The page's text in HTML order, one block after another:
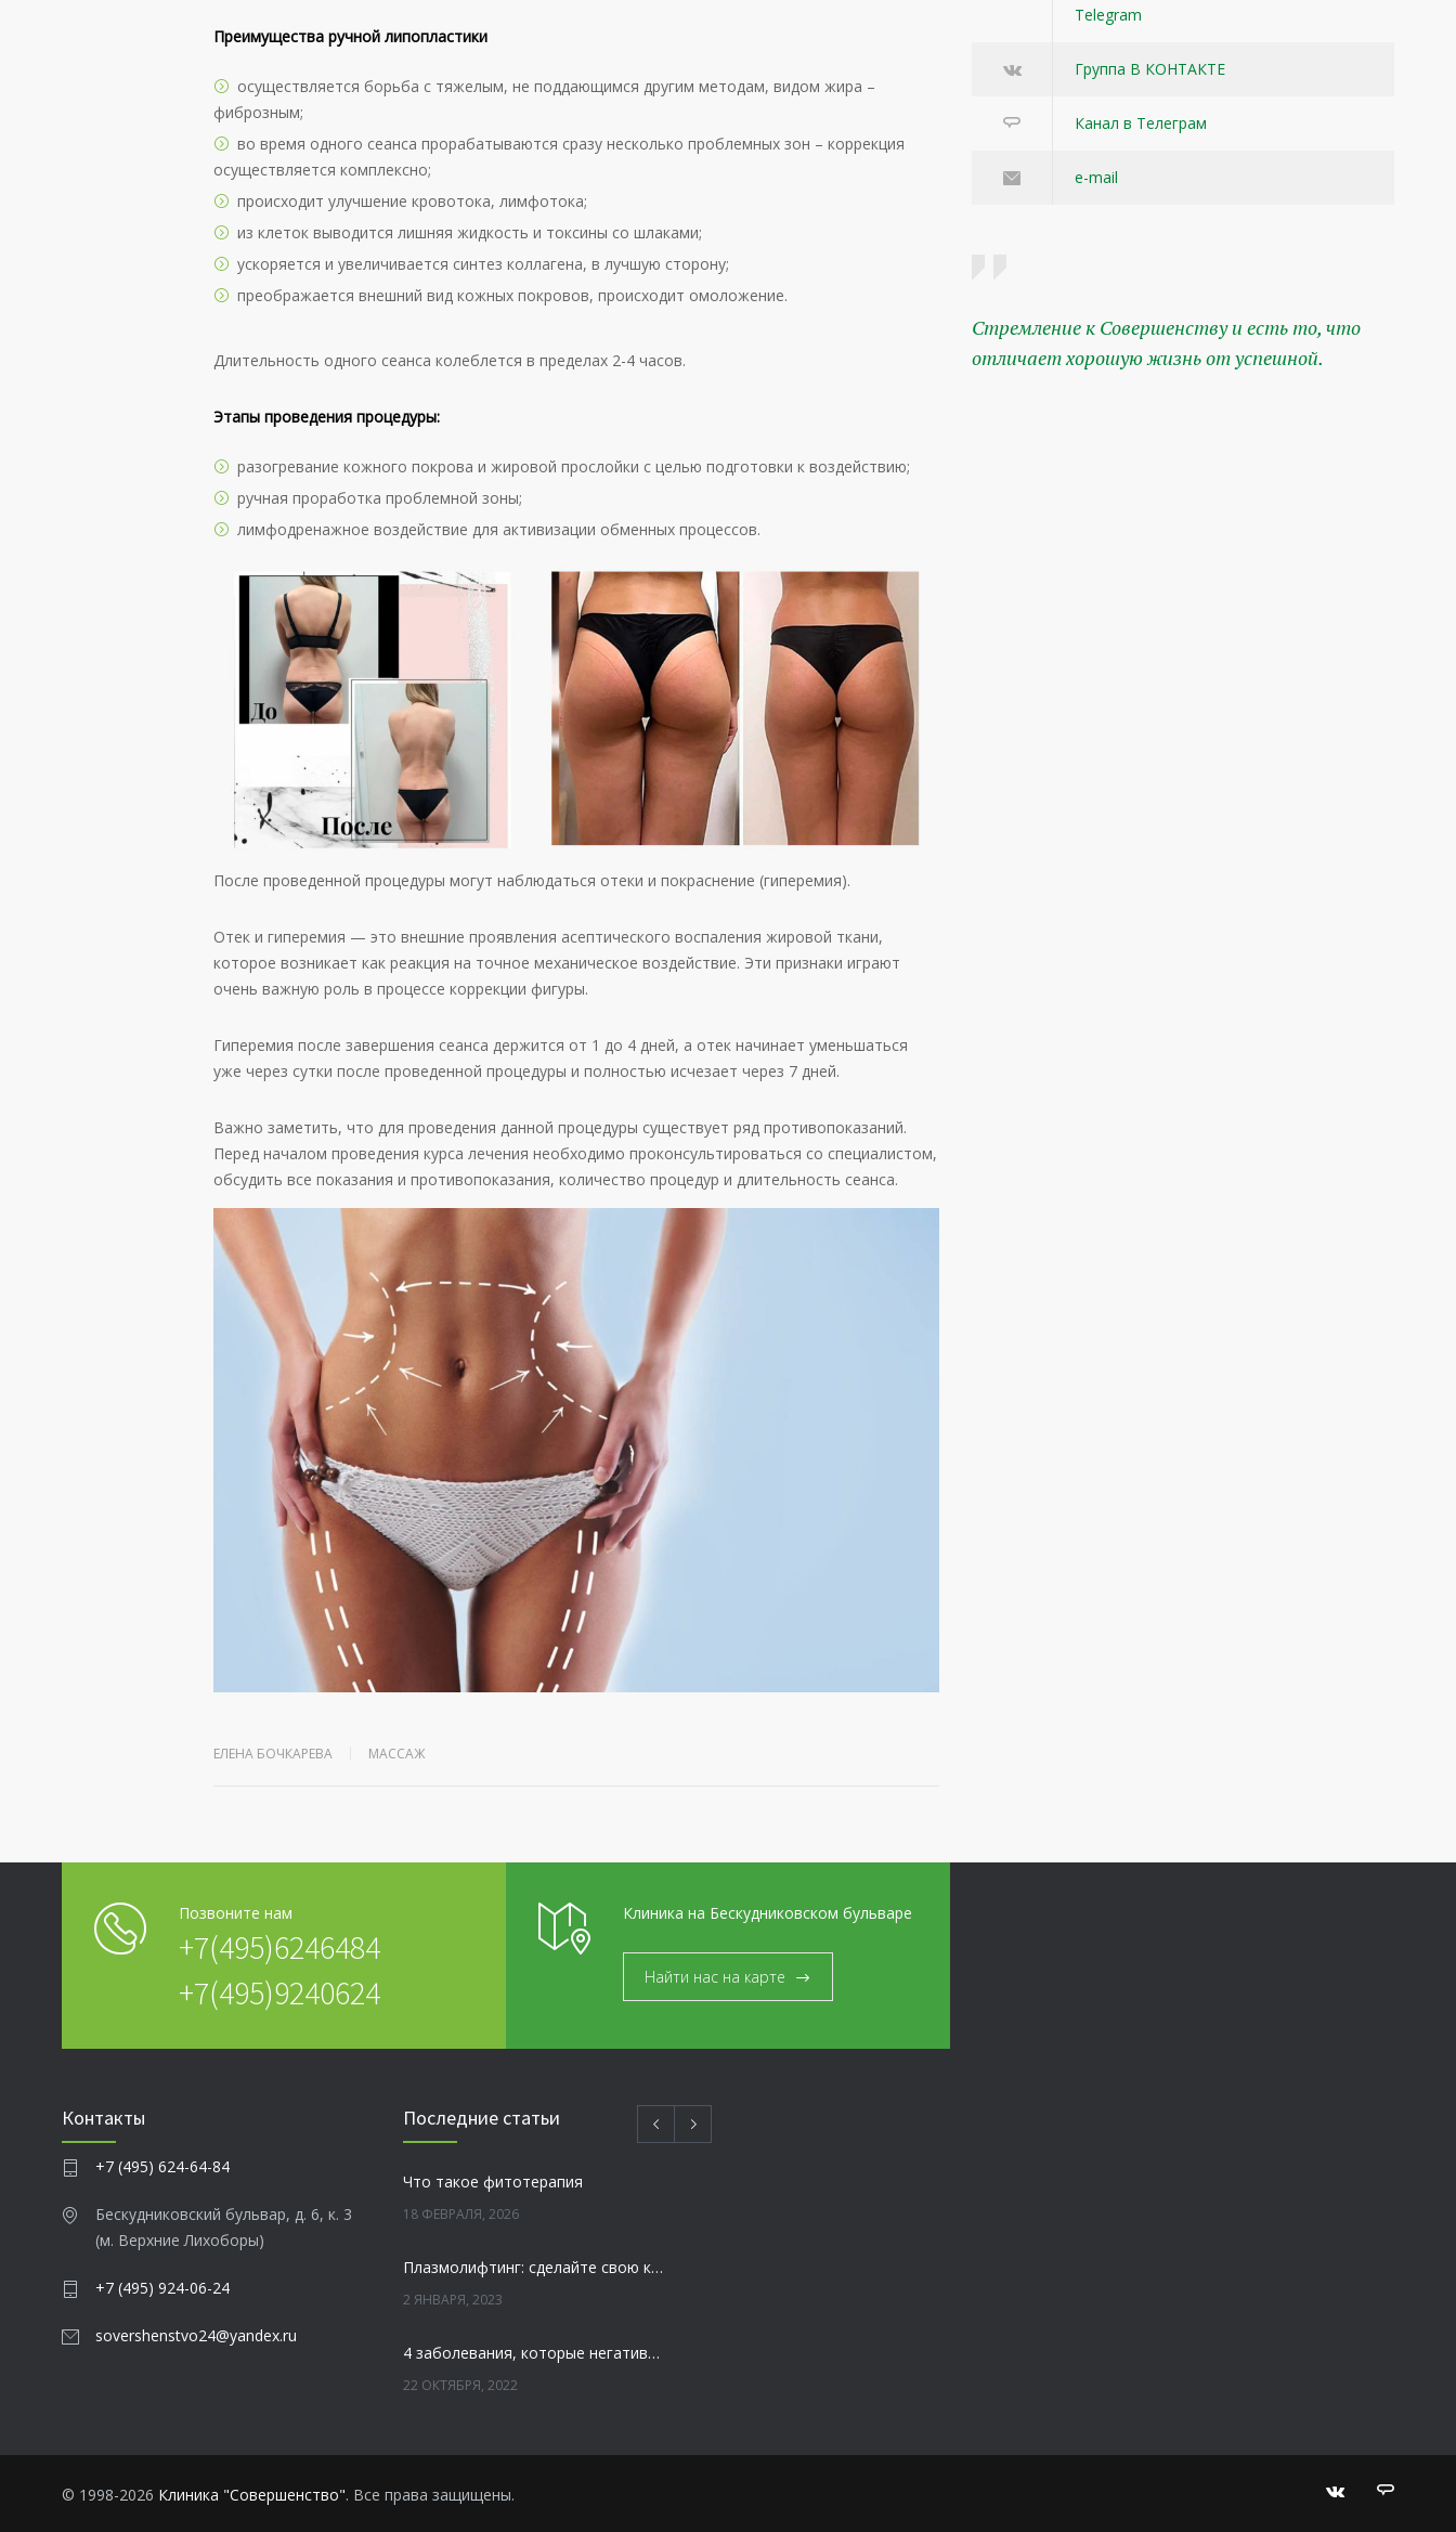
Преимущества ручной липопластики
осуществляется борьба с тяжелым, не поддающимся другим методам, видом жира –
фиброзным;
во время одного сеанса прорабатываются сразу несколько проблемных зон – коррекция
осуществляется комплексно;
происходит улучшение кровотока, лимфотока;
из клеток выводится лишняя жидкость и токсины со шлаками;
ускоряется и увеличивается синтез коллагена, в лучшую сторону;
преображается внешний вид кожных покровов, происходит омоложение.
Длительность одного сеанса колеблется в пределах 2-4 часов.
Этапы проведения процедуры:
разогревание кожного покрова и жировой прослойки с целью подготовки к воздействию;
ручная проработка проблемной зоны;
лимфодренажное воздействие для активизации обменных процессов.
После проведенной процедуры могут наблюдаться отеки и покраснение (гиперемия).
Отек и гиперемия — это внешние проявления асептического воспаления жировой ткани,
которое возникает как реакция на точное механическое воздействие. Эти признаки играют
очень важную роль в процессе коррекции фигуры.
Гиперемия после завершения сеанса держится от 1 до 4 дней, а отек начинает уменьшаться
уже через сутки после проведенной процедуры и полностью исчезает через 7 дней.
Важно заметить, что для проведения данной процедуры существует ряд противопоказаний.
Перед началом проведения курса лечения необходимо проконсультироваться со специалистом,
обсудить все показания и противопоказания, количество процедур и длительность сеанса.
ЕЛЕНА БОЧКАРЕВА МАССАЖ
Telegram
Группа В КОНТАКТЕ
Канал в Телеграм
e-mail
Стремление к Совершенству и есть то, что
отличает хорошую жизнь от успешной.
Позвоните нам
+7(495)6246484
+7(495)9240624
Клиника на Бескудниковском бульваре
Найти нас на карте
Контакты
+7 (495) 624-64-84
Бескудниковский бульвар, д. 6, к. 3
(м. Верхние Лихоборы)
+7 (495) 924-06-24
sovershenstvo24@yandex.ru
Последние статьи
Что такое фитотерапия
18 ФЕВРАЛЯ, 2026
Плазмолифтинг: сделайте свою кожу моложе и свежей
2 ЯНВАРЯ, 2023
4 заболевания, которые негативно влияют на зубы
22 ОКТЯБРЯ, 2022
© 1998-2026 Клиника "Совершенство". Все права защищены.